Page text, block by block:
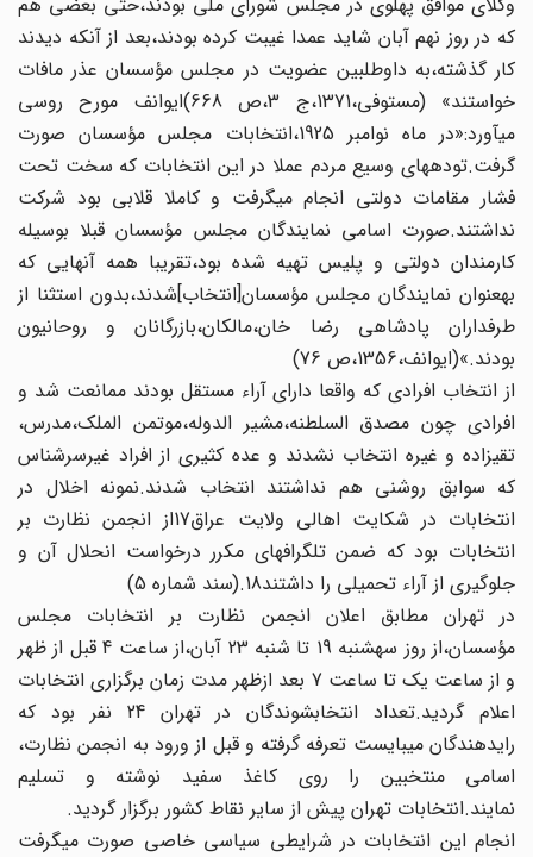
که در روز نهم آبان‏ شاید عمدا غیبت کرده بودند،بعد از آن‏که دیدند
کار گذشته،به‏ داوطلبین عضویت در مجلس مؤسسان عذر مافات
خواستند» (مستوفی،1371،ج 3،ص 668)ایوانف مورح روسی
می‏آورد:«در ماه نوامبر 1925،انتخابات مجلس مؤسسان صورت
گرفت.توده‏های وسیع‏ مردم عملا در این انتخابات که سخت تحت
فشار مقامات دولتی‏ انجام می‏گرفت و کاملا قلابی بود شرکت
نداشتند.صورت اسامی‏ نمایندگان مجلس مؤسسان قبلا بوسیله
کارمندان دولتی و پلیس‏ تهیه شده بود،تقریبا همه آنهایی که
به‏عنوان نمایندگان مجلس‏ مؤسسان‏[انتخاب‏]شدند،بدون استثنا از
طرفداران پادشاهی رضا خان،مالکان،بازرگانان و روحانیون
بودند.»(ایوانف،1356،ص 76)
از انتخاب افرادی که واقعا دارای آراء مستقل بودند ممانعت شد و
افرادی چون مصدق السلطنه،مشیر الدوله،موتمن الملک،مدرس،
تقی‏زاده و غیره انتخاب نشدند و عده کثیری از افراد غیرسرشناس
که‏ سوابق روشنی هم نداشتند انتخاب شدند.نمونه اخلال در
انتخابات در شکایت اهالی ولایت عراق‏17از انجمن نظارت بر
انتخابات بود که ضمن‏ تلگراف‏های مکرر درخواست انحلال آن و
جلوگیری از آراء تحمیلی را داشتند18.(سند شماره 5)
در تهران مطابق اعلان انجمن نظارت بر انتخابات مجلس‏
مؤسسان،از روز سه‏شنبه 19 تا شنبه 23 آبان،از ساعت 4 قبل از ظهر
و از ساعت یک تا ساعت 7 بعد ازظهر مدت زمان برگزاری انتخابات
اعلام گردید.تعداد انتخاب‏شوندگان در تهران 24 نفر بود که‏
رای‏دهندگان می‏بایست تعرفه گرفته و قبل از ورود به انجمن نظارت،
اسامی منتخبین را روی کاغذ سفید نوشته و تسلیم
نمایند.انتخابات‏ تهران پیش از سایر نقاط کشور برگزار گردید.
انجام این انتخابات در شرایطی سیاسی خاصی صورت‏ می‏گرفت